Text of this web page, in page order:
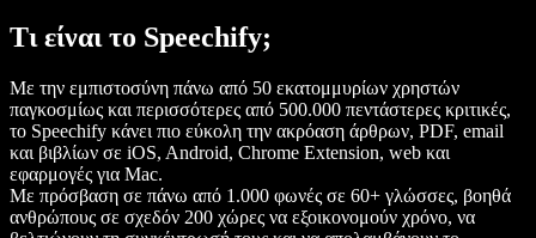
Τι είναι το Speechify;
Με την εμπιστοσύνη πάνω από 50 εκατομμυρίων χρηστών
παγκοσμίως και περισσότερες από 500.000 πεντάστερες κριτικές,
το Speechify κάνει πιο εύκολη την ακρόαση άρθρων, PDF, email
και βιβλίων σε iOS, Android, Chrome Extension, web και
εφαρμογές για Mac.
Με πρόσβαση σε πάνω από 1.000 φωνές σε 60+ γλώσσες, βοηθά
ανθρώπους σε σχεδόν 200 χώρες να εξοικονομούν χρόνο, να